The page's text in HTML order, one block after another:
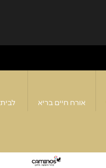
אורח חיים בריא לבית